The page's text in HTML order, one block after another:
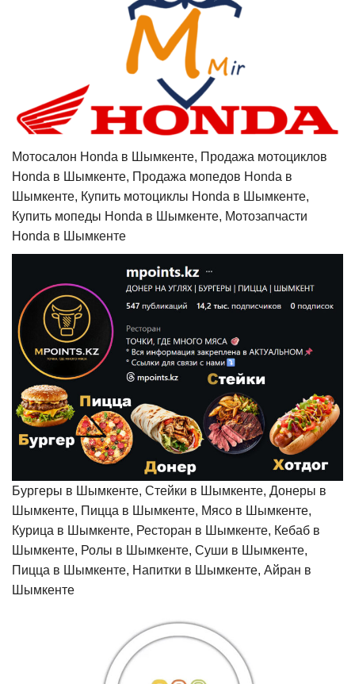
Мотосалон Honda в Шымкенте, Продажа мотоциклов
Honda в Шымкенте, Продажа мопедов Honda в
Шымкенте, Купить мотоциклы Honda в Шымкенте,
Купить мопеды Honda в Шымкенте, Мотозапчасти
Honda в Шымкенте
Бургеры в Шымкенте, Стейки в Шымкенте, Донеры в
Шымкенте, Пицца в Шымкенте, Мясо в Шымкенте,
Курица в Шымкенте, Ресторан в Шымкенте, Кебаб в
Шымкенте, Ролы в Шымкенте, Суши в Шымкенте,
Пицца в Шымкенте, Напитки в Шымкенте, Айран в
Шымкенте